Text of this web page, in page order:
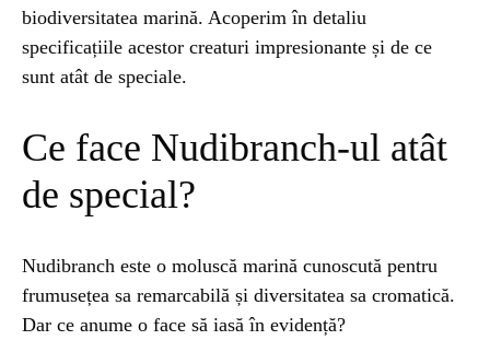
biodiversitatea marină. Acoperim în detaliu
specificațiile acestor creaturi impresionante și de ce
sunt atât de speciale.
Ce face Nudibranch-ul atât
de special?
Nudibranch este o moluscă marină cunoscută pentru
frumusețea sa remarcabilă și diversitatea sa cromatică.
Dar ce anume o face să iasă în evidență?
Barajul Trei Defileuri a Încetinit Rotația
Pământului: Mit sau Realitate?
Seriale turcesti:Top 5 cele mai bune seriale
Espressor paduri Senseo blocat?Afla cum îl
poti debloca